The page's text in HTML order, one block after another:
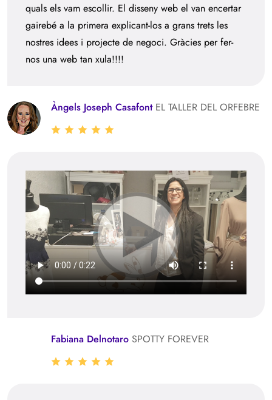
quals els vam escollir. El disseny web el van encertar
gairebé a la primera explicant-los a grans trets les
nostres idees i projecte de negoci. Gràcies per fer-
nos una web tan xula!!!!
Àngels Joseph Casafont EL TALLER DEL ORFEBRE
Fabiana Delnotaro SPOTTY FOREVER